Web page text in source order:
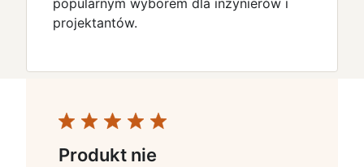
popularnym wyborem dla inżynierów i
projektantów.
Produkt nie